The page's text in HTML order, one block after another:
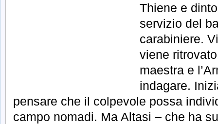
Thiene e
servizio del
carabiniere.
viene
maestra e
indagare.
pensare che il colpevole possa
campo nomadi. Ma Altasi – che ha